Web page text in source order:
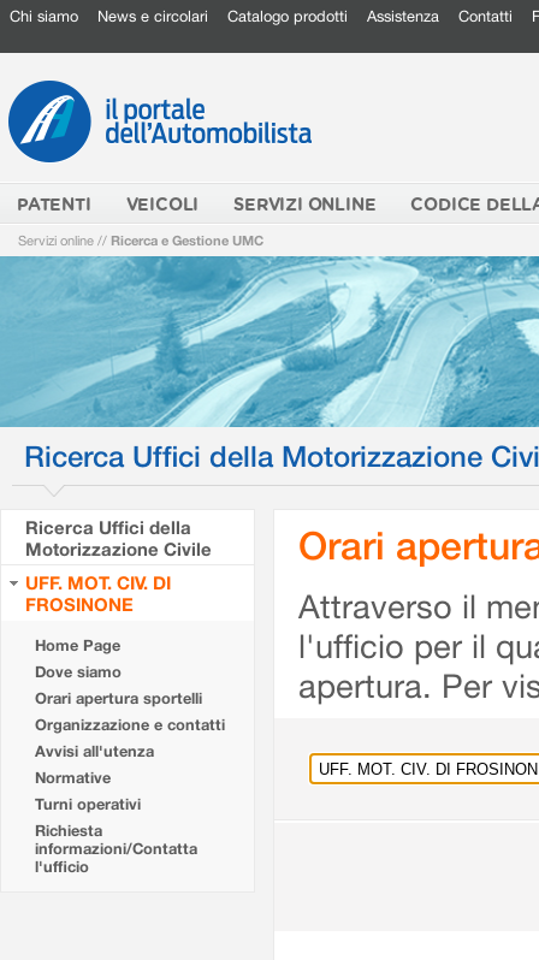
Chi siamo News e circolari Catalogo prodotti Assistenza Contatti
PATENTI VEICOLI SERVIZI ONLINE CODICE
Servizi online // Ricerca e Gestione UMC
Ricerca Uffici della Motorizzazione
Ricerca Uffici della
Motorizzazione Civile
UFF. MOT. CIV. DI
FROSINONE
Home Page
Dove siamo
Orari apertura sportelli
Organizzazione e contatti
Avvisi all'utenza
Normative
Turni operativi
Richiesta
informazioni/Contatta
l'ufficio
Orari
Attraverso il
l'ufficio per il
apertura. Per